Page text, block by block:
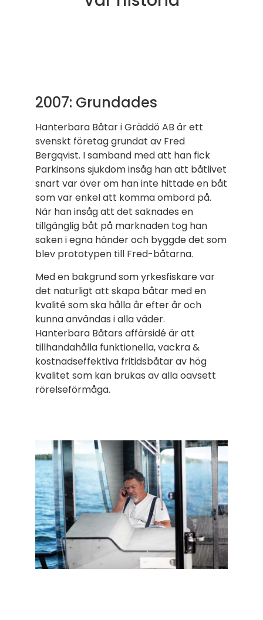
2007: Grundades
Hanterbara Båtar i Gräddö AB är ett
svenskt företag grundat av Fred
Bergqvist. I samband med att han fick
Parkinsons sjukdom insåg han att båtlivet
snart var över om han inte hittade en båt
som var enkel att komma ombord på.
När han insåg att det saknades en
tillgänglig båt på marknaden tog han
saken i egna händer och byggde det som
blev prototypen till Fred-båtarna.
Med en bakgrund som yrkesfiskare var
det naturligt att skapa båtar med en
kvalité som ska hålla år efter år och
kunna användas i alla väder.
Hanterbara Båtars affärsidé är att
tillhandahålla funktionella, vackra &
kostnadseffektiva fritidsbåtar av hög
kvalitet som kan brukas av alla oavsett
rörelseförmåga.